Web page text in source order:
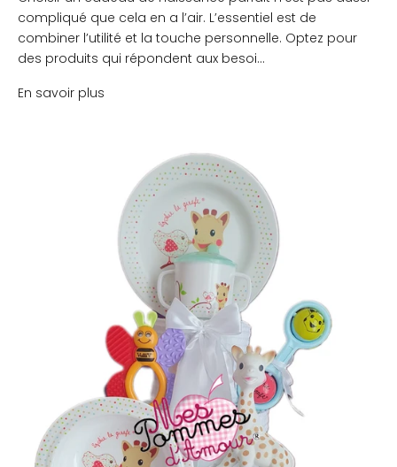
compliqué que cela en a l’air. L’essentiel est de
combiner l’utilité et la touche personnelle. Optez pour
des produits qui répondent aux besoi...
En savoir plus